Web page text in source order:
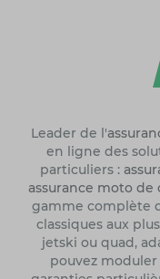
Leader de l'
en ligne des
particuliers :
assurance moto de
gamme complète
classiques aux
jetski ou quad,
pouvez